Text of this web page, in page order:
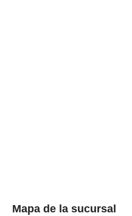
Mapa de la sucursal